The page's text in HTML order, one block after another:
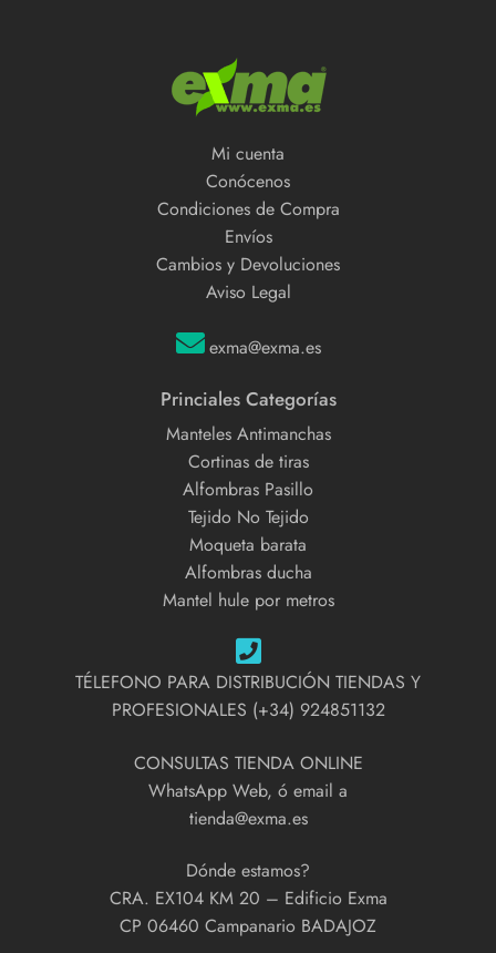
Mi cuenta
Conócenos
Condiciones de Compra
Envíos
Cambios y Devoluciones
Aviso Legal
exma@exma.es
Princiales Categorías
Manteles Antimanchas
Cortinas de tiras
Alfombras Pasillo
Tejido No Tejido
Moqueta barata
Alfombras ducha
Mantel hule por metros
TÉLEFONO PARA DISTRIBUCIÓN TIENDAS Y
PROFESIONALES (+34) 924851132
CONSULTAS TIENDA ONLINE
WhatsApp Web, ó email a
tienda@exma.es
Dónde estamos?
CRA. EX104 KM 20 – Edificio Exma
CP 06460 Campanario BADAJOZ